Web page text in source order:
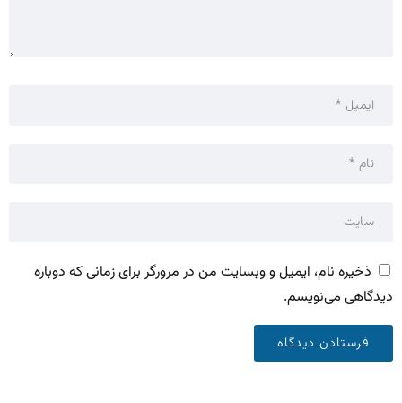
ذخیره نام، ایمیل و وبسایت من در مرورگر برای زمانی که دوباره
دیدگاهی می‌نویسم.